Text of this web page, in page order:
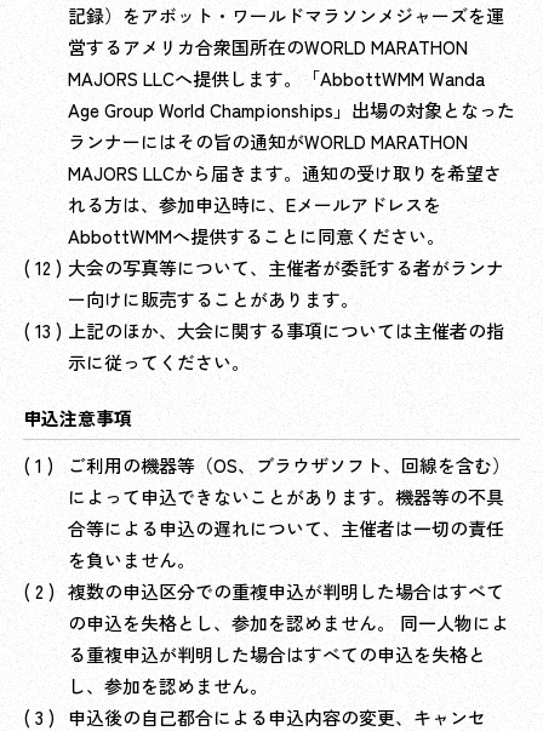
記録）をアボット・ワールドマラソンメジャーズを運
営するアメリカ合衆国所在のWORLD MARATHON
MAJORS LLCへ提供します。「AbbottWMM Wanda
Age Group World Championships」出場の対象となった
ランナーにはその旨の通知がWORLD MARATHON
MAJORS LLCから届きます。通知の受け取りを希望さ
れる方は、参加申込時に、Eメールアドレスを
AbbottWMMへ提供することに同意ください。
大会の写真等について、主催者が委託する者がランナ
ー向けに販売することがあります。
上記のほか、大会に関する事項については主催者の指
示に従ってください。
申込注意事項
ご利用の機器等（OS、ブラウザソフト、回線を含む）
によって申込できないことがあります。機器等の不具
合等による申込の遅れについて、主催者は一切の責任
を負いません。
複数の申込区分での重複申込が判明した場合はすべて
の申込を失格とし、参加を認めません。 同一人物によ
る重複申込が判明した場合はすべての申込を失格と
し、参加を認めません。
申込後の自己都合による申込内容の変更、キャンセ